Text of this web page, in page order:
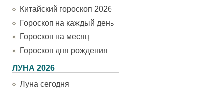
Китайский гороскоп 2026
Гороскоп на каждый день
Гороскоп на месяц
Гороскоп дня рождения
ЛУНА 2026
Луна сегодня